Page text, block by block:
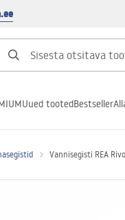
Uued tootedBestseller
Vannisegisti REA